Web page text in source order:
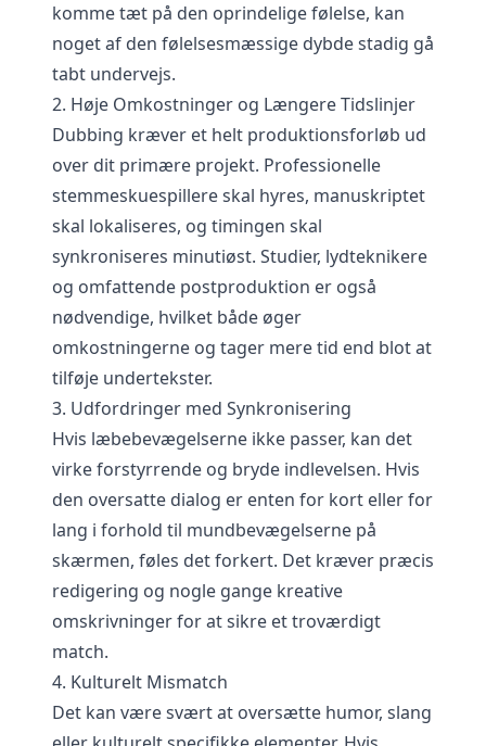
komme tæt på den oprindelige følelse, kan
noget af den følelsesmæssige dybde stadig gå
tabt undervejs.
2. Høje Omkostninger og Længere Tidslinjer
Dubbing kræver et helt produktionsforløb ud
over dit primære projekt. Professionelle
stemmeskuespillere skal hyres, manuskriptet
skal lokaliseres, og timingen skal
synkroniseres minutiøst. Studier, lydteknikere
og omfattende postproduktion er også
nødvendige, hvilket både øger
omkostningerne og tager mere tid end blot at
tilføje undertekster.
3. Udfordringer med Synkronisering
Hvis læbebevægelserne ikke passer, kan det
virke forstyrrende og bryde indlevelsen. Hvis
den oversatte dialog er enten for kort eller for
lang i forhold til mundbevægelserne på
skærmen, føles det forkert. Det kræver præcis
redigering og nogle gange kreative
omskrivninger for at sikre et troværdigt
match.
4. Kulturelt Mismatch
Det kan være svært at oversætte humor, slang